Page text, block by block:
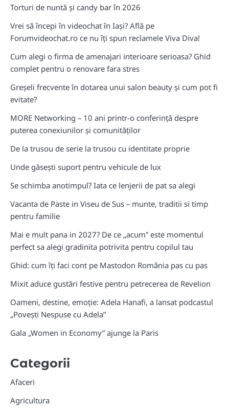
Torturi de nuntă și candy bar în 2026
Vrei să începi în videochat în Iași? Află pe
Forumvideochat.ro ce nu îți spun reclamele Viva Diva!
Cum alegi o firma de amenajari interioare serioasa? Ghid
complet pentru o renovare fara stres
Greșeli frecvente în dotarea unui salon beauty și cum pot fi
evitate?
MORE Networking – 10 ani printr-o conferință despre
puterea conexiunilor și comunităților
De la trusou de serie la trusou cu identitate proprie
Unde găsești suport pentru vehicule de lux
Se schimba anotimpul? Iata ce lenjerii de pat sa alegi
Vacanta de Paste in Viseu de Sus – munte, traditii si timp
pentru familie
Mai e mult pana in 2027? De ce „acum” este momentul
perfect sa alegi gradinita potrivita pentru copilul tau
Ghid: cum îți faci cont pe Mastodon România pas cu pas
Mixit aduce gustări festive pentru petrecerea de Revelion
Oameni, destine, emoție: Adela Hanafi, a lansat podcastul
„Povești Nespuse cu Adela”
Gala „Women in Economy” ajunge la Paris
Categorii
Afaceri
Agricultura